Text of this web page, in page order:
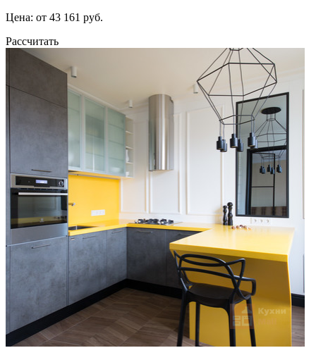
Цена: от 43 161 руб.
Рассчитать